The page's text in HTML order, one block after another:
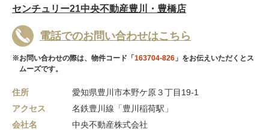
センチュリー21中央不動産豊川・豊橋店
電話でのお問い合わせはこちら
※お問い合わせの際は、物件コード「 163704-826 」をお伝えいただくとス
ムーズです。
住所
愛知県豊川市本野ケ原３丁目19-1
アクセス
名鉄豊川線「豊川稲荷駅」
会社名
中央不動産株式会社